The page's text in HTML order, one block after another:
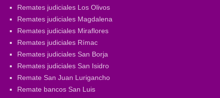
Remates judiciales Los Olivos
Remates judiciales Magdalena
Remates judiciales Miraflores
Remates judiciales Rímac
Remates judiciales San Borja
Remates judiciales San Isidro
Remate San Juan Lurigancho
Remate bancos San Luis